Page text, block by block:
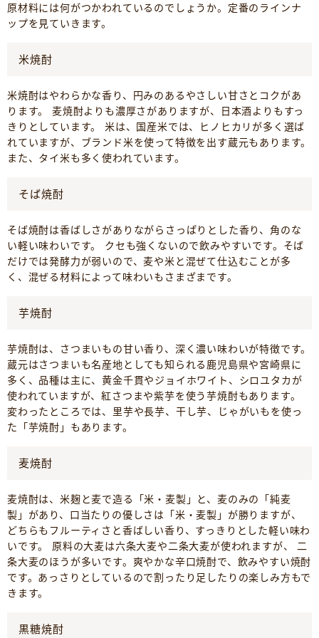
原材料には何がつかわれているのでしょうか。定番のラインナ
ップを見ていきます。
米焼酎
米焼酎はやわらかな香り、円みのあるやさしい甘さとコクがあ
ります。 麦焼酎よりも濃厚さがありますが、日本酒よりもすっ
きりとしています。 米は、国産米では、ヒノヒカリが多く選ば
れていますが、ブランド米を使って特徴を出す蔵元もあります。
また、タイ米も多く使われています。
そば焼酎
そば焼酎は香ばしさがありながらさっぱりとした香り、角のな
い軽い味わいです。 クセも強くないので飲みやすいです。そば
だけでは発酵力が弱いので、麦や米と混ぜて仕込むことが多
く、混ぜる材料によって味わいもさまざまです。
芋焼酎
芋焼酎は、さつまいもの甘い香り、深く濃い味わいが特徴です。
蔵元はさつまいも名産地としても知られる鹿児島県や宮崎県に
多く、品種は主に、黄金千貫やジョイホワイト、シロユタカが
使われていますが、紅さつまや紫芋を使う芋焼酎もあります。
変わったところでは、里芋や長芋、干し芋、じゃがいもを使っ
た「芋焼酎」もあります。
麦焼酎
麦焼酎は、米麹と麦で造る「米・麦製」と、麦のみの「純麦
製」があり、口当たりの優しさは「米・麦製」が勝りますが、
どちらもフルーティさと香ばしい香り、すっきりとした軽い味わ
いです。 原料の大麦は六条大麦や二条大麦が使われますが、 二
条大麦のほうが多いです。爽やかな辛口焼酎で、飲みやすい焼酎
です。あっさりとしているので割ったり足したりの楽しみ方もで
きます。
黒糖焼酎